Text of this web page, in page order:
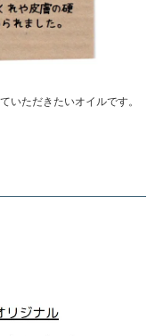
いただきたいオイルです。